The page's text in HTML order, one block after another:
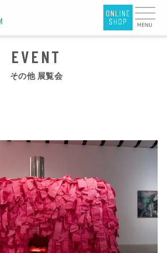
その他 展覧会